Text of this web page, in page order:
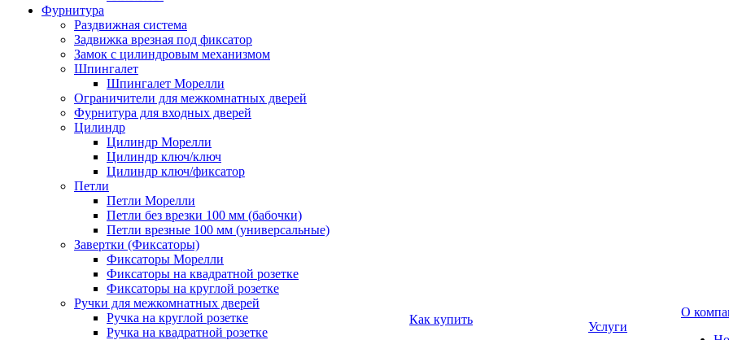
Фурнитура
Раздвижная система
Задвижка врезная под фиксатор
Замок с цилиндровым механизмом
Шпингалет
Шпингалет Морелли
Ограничители для межкомнатных дверей
Фурнитура для входных дверей
Цилиндр
Цилиндр Морелли
Цилиндр ключ/ключ
Цилиндр ключ/фиксатор
Петли
Петли Морелли
Петли без врезки 100 мм (бабочки)
Петли врезные 100 мм (универсальные)
Завертки (Фиксаторы)
Фиксаторы Морелли
Фиксаторы на квадратной розетке
Фиксаторы на круглой розетке
Ручки для межкомнатных дверей
Ручка на круглой розетке
Ручка на квадратной розетке
Как купить
Услуги
О